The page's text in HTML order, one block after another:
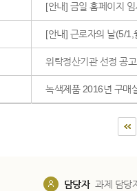
[안내] 금일 홈페이지
[안내] 근로자의 날(5/
위탁정산기관 선정 공고
녹색제품 2016년 구매
담당자 과제 담당